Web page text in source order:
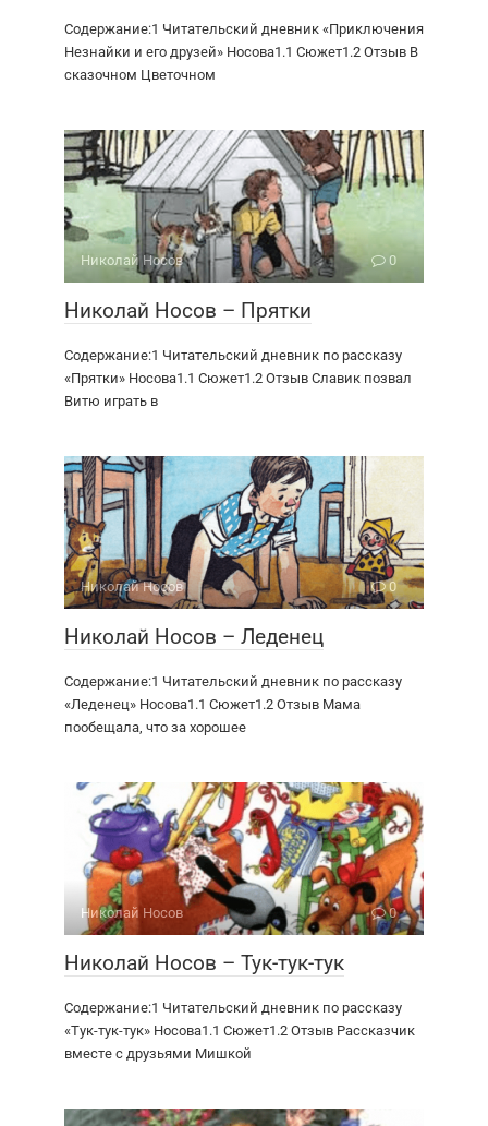
Содержание:1 Читательский дневник «Приключения
Незнайки и его друзей» Носова1.1 Сюжет1.2 Отзыв В
сказочном Цветочном
Николай Носов 0
Николай Носов – Прятки
Содержание:1 Читательский дневник по рассказу
«Прятки» Носова1.1 Сюжет1.2 Отзыв Славик позвал
Витю играть в
Николай Носов 0
Николай Носов – Леденец
Содержание:1 Читательский дневник по рассказу
«Леденец» Носова1.1 Сюжет1.2 Отзыв Мама
пообещала, что за хорошее
Николай Носов 0
Николай Носов – Тук-тук-тук
Содержание:1 Читательский дневник по рассказу
«Тук-тук-тук» Носова1.1 Сюжет1.2 Отзыв Рассказчик
вместе с друзьями Мишкой